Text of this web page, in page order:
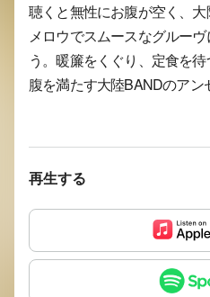
聴くと無性にお腹が空く、大
メロウでスムースなグルー
う。暖簾をくぐり、定食を待
腹を満たす大陸BANDのアン
再生する